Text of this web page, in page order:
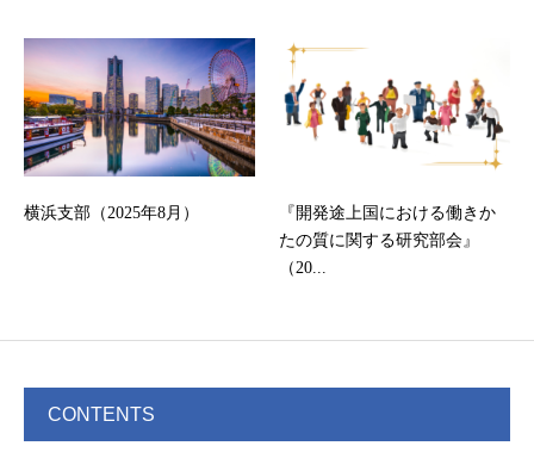
横浜支部（2025年8月）
『開発途上国における働きか
たの質に関する研究部会』
（20...
CONTENTS